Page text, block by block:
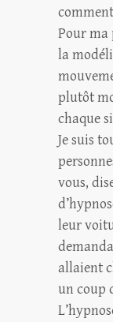
Pour ma
la
plutôt
chaque
Je suis
vous,
leur
allaient
un coup